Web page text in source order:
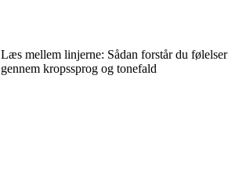
Læs mellem linjerne: Sådan forstår du følelser
gennem kropssprog og tonefald